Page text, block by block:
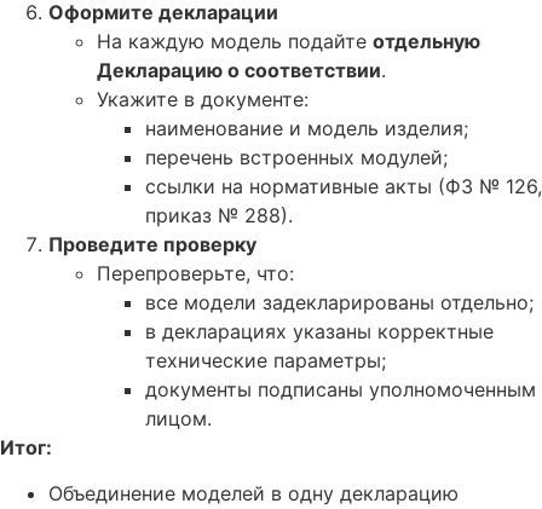
Оформите декларации
На каждую модель подайте отдельную
Декларацию о соответствии.
Укажите в документе:
наименование и модель изделия;
перечень встроенных модулей;
ссылки на нормативные акты (ФЗ № 126,
приказ № 288).
Проведите проверку
Перепроверьте, что:
все модели задекларированы отдельно;
в декларациях указаны корректные
технические параметры;
документы подписаны уполномоченным
лицом.
Итог:
Объединение моделей в одну декларацию